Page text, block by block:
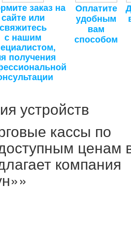
заказ на
сайте или
свяжитесь
с нашим
получения
Оплатите
удобным
вам
способом
устройств